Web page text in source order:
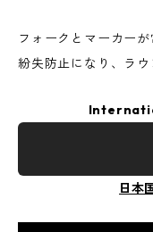
フォークとマーカー
紛失防止になり、ラウ
日本